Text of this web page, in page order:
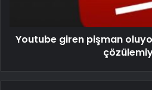
Youtube giren pişman